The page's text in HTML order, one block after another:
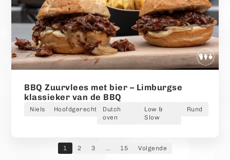
BBQ Zuurvlees met bier – Limburgse
klassieker van de BBQ
Niels Hoofdgerecht
Dutch
oven
Low &
Slow
Rund
1 2 3 … 15 Volgende